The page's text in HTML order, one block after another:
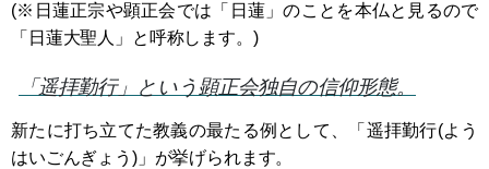
(※日蓮正宗や顕正会では「日蓮」のことを本仏と見るので
「日蓮大聖人」と呼称します。)
「遥拝勤行」という顕正会独自の信仰形態。
新たに打ち立てた教義の最たる例として、「遥拝勤行(よう
はいごんぎょう)」が挙げられます。